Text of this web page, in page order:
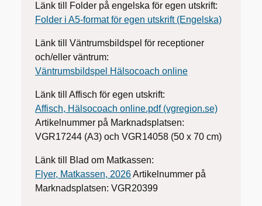
Länk till Folder på engelska för egen utskrift:
Folder i A5-format för egen utskrift (Engelska)
Länk till Väntrumsbildspel för receptioner
och/eller väntrum:
Väntrumsbildspel Hälsocoach online
Länk till Affisch för egen utskrift:
Affisch, Hälsocoach online.pdf (vgregion.se)
Artikelnummer på Marknadsplatsen:
VGR17244 (A3) och VGR14058 (50 x 70 cm)
Länk till Blad om Matkassen:
Flyer, Matkassen, 2026Artikelnummer på
Marknadsplatsen: VGR20399